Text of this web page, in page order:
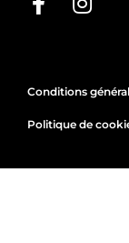
Conditions
Politique de